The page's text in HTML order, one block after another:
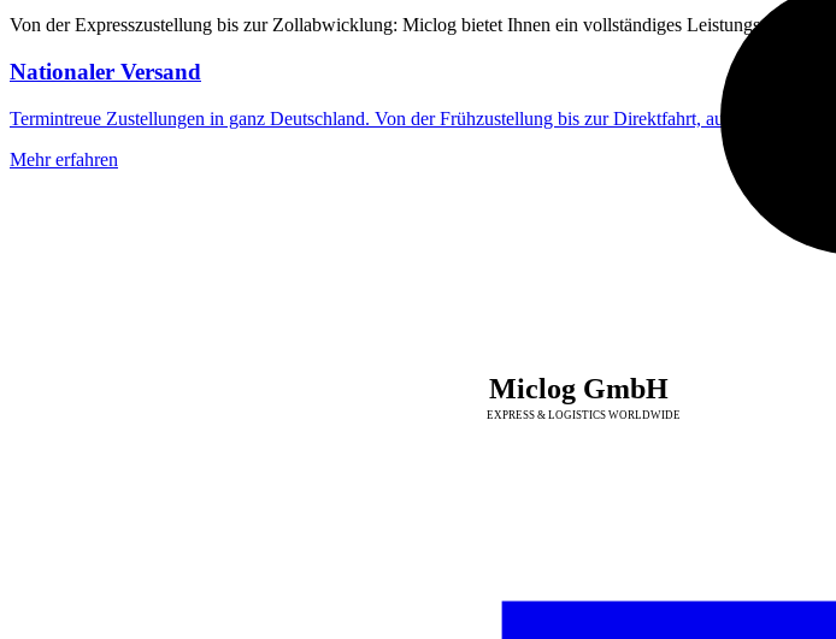
Miclog GmbH
EXPRESS & LOGISTICS WORLDWIDE
Von der Expresszustellung bis zur Zollabwicklung: Miclog bietet Ihnen ein vollständiges
Nationaler Versand
Termintreue Zustellungen in ganz Deutschland. Von der Frühzustellung bis zur Direktfahrt, auch an
Mehr erfahren